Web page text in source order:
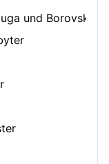
und Borovsk